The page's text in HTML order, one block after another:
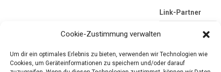
Link-Partner
Cookie-Zustimmung verwalten
Um dir ein optimales Erlebnis zu bieten, verwenden wir Technologien wie
Cookies, um Geräteinformationen zu speichern und/oder darauf